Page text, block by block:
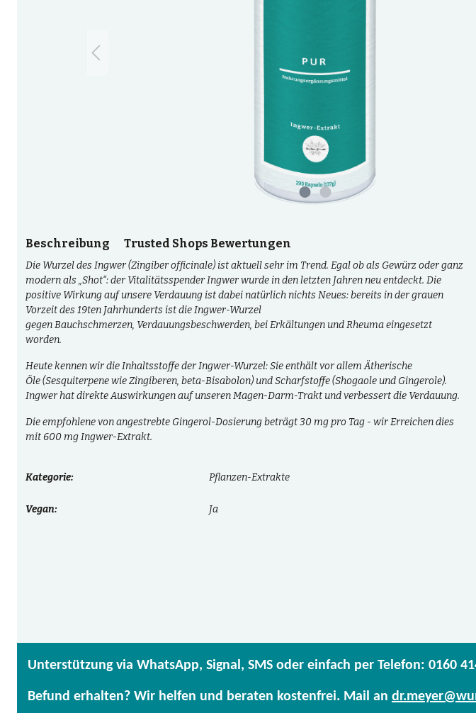
Beschreibung Trusted Shops Bewertungen
Die WurzeldesIngwer(Zingiber officinale) ist aktuell sehr im Trend. Egal ob als Gewürzoder ganz
modern als „Shot“: der VitalitätsspenderIngwer wurde in den letzten Jahren neu entdeckt. Die
positive Wirkung auf unsere Verdauung ist dabei natürlich nichts Neues: bereits in der grauen
Vorzeit des 19ten Jahrhunderts ist die Ingwer-Wurzel
gegenBauchschmerzen, Verdauungsbeschwerden, bei ErkältungenundRheumaeingesetzt
worden.
Heute kennen wir dieInhaltsstoffeder Ingwer-Wurzel: Sie enthält vor allem Ätherische
Öle(SesquiterpenewieZingiberen, beta-Bisabolon) undScharfstoffe(Shogaoleund Gingerole).
Ingwer hat direkte Auswirkungen auf unserenMagen-Darm-Traktund verbessert die Verdauung.
Die empfohlene von angestrebte Gingerol-Dosierungbeträgt30 mg pro Tag - wir Erreichen dies
mit 600 mg Ingwer-Extrakt.
Kategorie: Pflanzen-Extrakte
Vegan: Ja
Unterstützung via WhatsApp, Signal, SMS oder einfach per Telefon: 0160
Befund erhalten? Wir helfen und beraten kostenfrei. Mail an